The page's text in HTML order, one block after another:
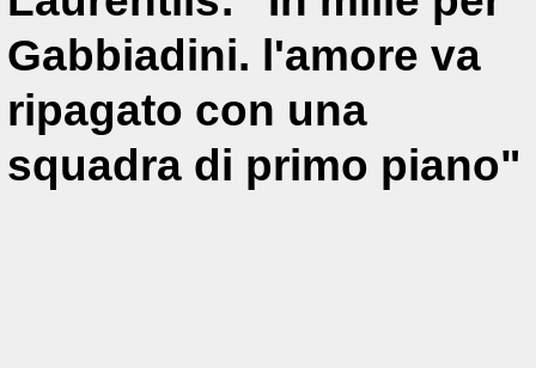
Gabbiadini. l'amore va
ripagato con una
squadra di primo piano"